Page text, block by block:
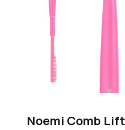
Noemi Comb